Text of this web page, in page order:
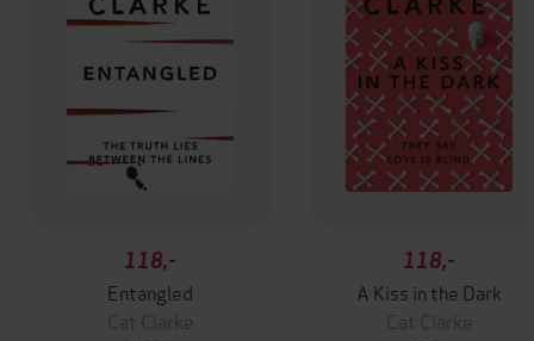
118,-
Entangled
Cat Clarke
118,-
A Kiss in the Dark
Cat Clarke